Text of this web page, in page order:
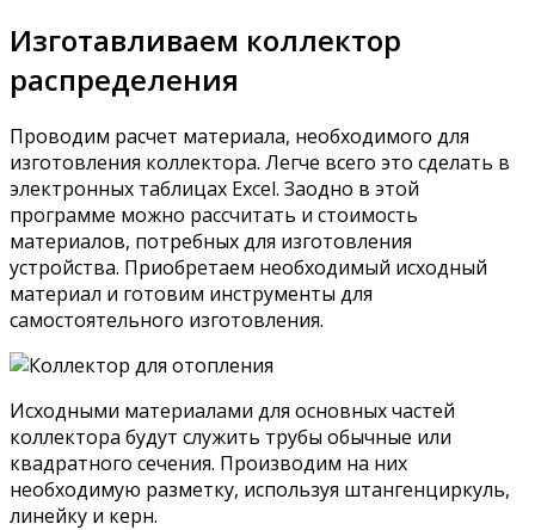
Изготавливаем коллектор
распределения
Проводим расчет материала, необходимого для
изготовления коллектора. Легче всего это сделать в
электронных таблицах Excel. Заодно в этой
программе можно рассчитать и стоимость
материалов, потребных для изготовления
устройства. Приобретаем необходимый исходный
материал и готовим инструменты для
самостоятельного изготовления.
Исходными материалами для основных частей
коллектора будут служить трубы обычные или
квадратного сечения. Производим на них
необходимую разметку, используя штангенциркуль,
линейку и керн.